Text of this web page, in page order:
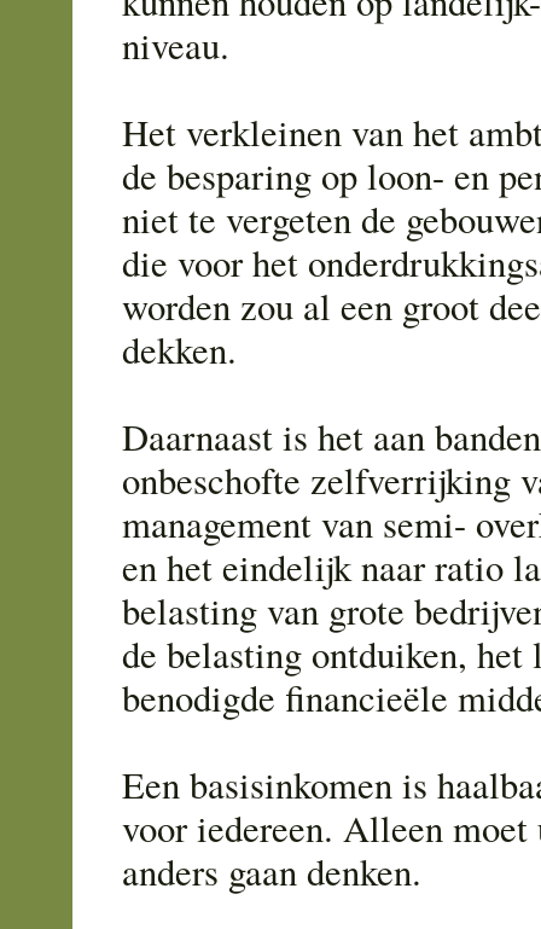
niveau.
Het verkleinen van het
de besparing op loon- en
niet te vergeten de
die voor het
worden zou al een groot
dekken.
Daarnaast is het aan
onbeschofte zelfverrijking
management van semi-
en het eindelijk naar ratio
belasting van grote
de belasting ontduiken, het
benodigde financieële
Een basisinkomen is
voor iedereen. Alleen moet
anders gaan denken.